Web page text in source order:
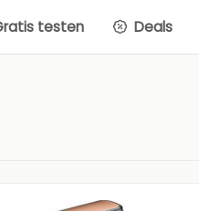
testen Deals